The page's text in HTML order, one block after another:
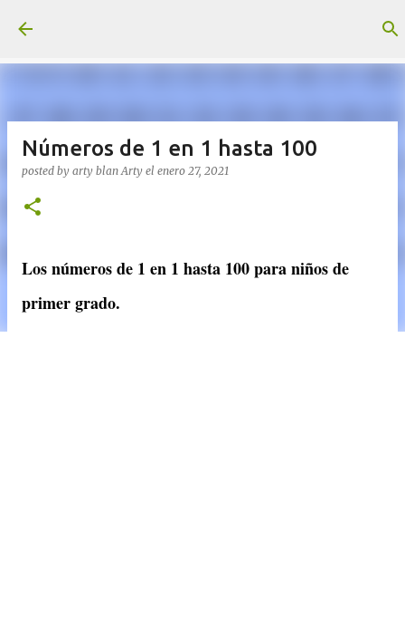
Números de 1 en 1 hasta 100
posted by arty blanArty el enero 27, 2021
Los números de 1 en 1 hasta 100 para niños de
primer grado.